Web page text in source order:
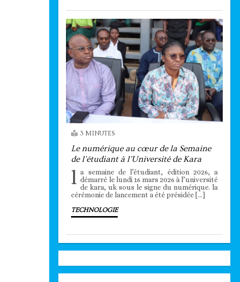
3 MINUTES
Le numérique au cœur de la Semaine
de l’étudiant à l’Université de Kara
l a semaine de l’étudiant, édition 2026, a
démarré le lundi 16 mars 2026 à l’université
de kara, uk sous le signe du numérique. la
cérémonie de lancement a été présidée […]
TECHNOLOGIE